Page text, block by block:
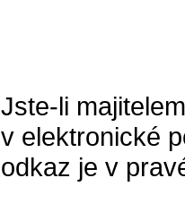
Jste-li
v elektronické
odkaz je v